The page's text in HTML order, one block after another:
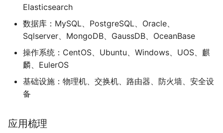
大模型开发平台
v2.1.2(20231210)
v2.0.0(20230824)
v1.6.7(20230703)
v1.6.6(20230331)
Elasticsearch
数据库：MySQL、PostgreSQL、Oracle、
Sqlserver、MongoDB、GaussDB、OceanBase
操作系统：CentOS、Ubuntu、Windows、UOS、麒
麟、EulerOS
基础设施：物理机、交换机、路由器、防火墙、安全设
备
应用梳理